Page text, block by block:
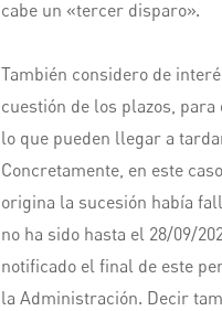
cabe un «tercer disparo».
También considero de
cuestión de los plazos, para
lo que pueden llegar a
Concretamente, en este
origina la sucesión había
no ha sido hasta el 28/09/
notificado el final de este
la Administración. Decir